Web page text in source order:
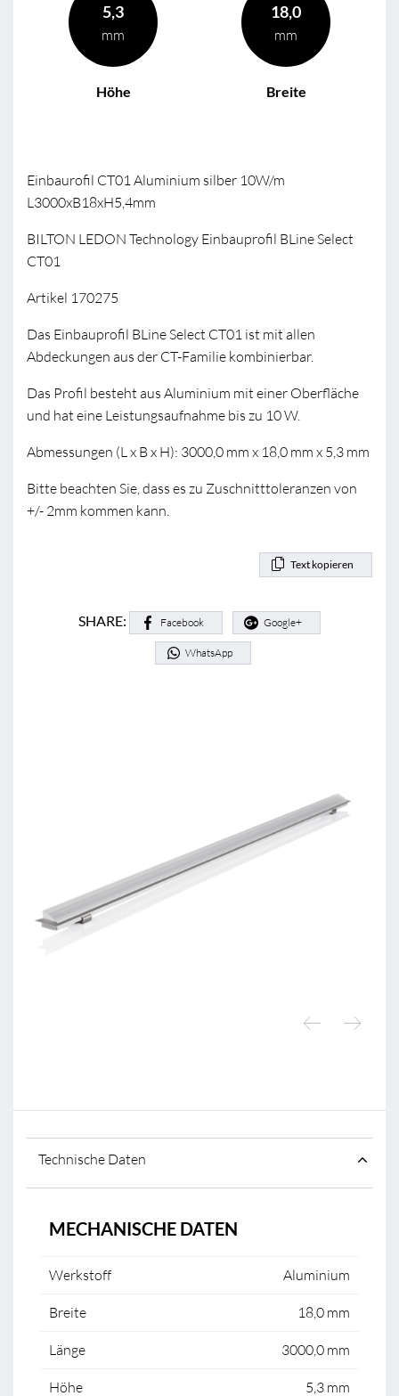
5,3
mm
Höhe
18,0
mm
Breite
Einbaurofil CT01 Aluminium silber 10W/m
L3000xB18xH5,4mm
BILTON LEDON Technology Einbauprofil BLine Select
CT01
Artikel 170275
Das Einbauprofil BLine Select CT01 ist mit allen
Abdeckungen aus der CT-Familie kombinierbar.
Das Profil besteht aus Aluminium mit einer Oberfläche
und hat eine Leistungsaufnahme bis zu 10 W.
Abmessungen (L x B x H): 3000,0 mm x 18,0 mm x 5,3 mm
Bitte beachten Sie, dass es zu Zuschnitttoleranzen von
+/- 2mm kommen kann.
Text kopieren
SHARE: Facebook Google+
WhatsApp
Technische Daten
MECHANISCHE DATEN
Werkstoff Aluminium
Breite 18,0 mm
Länge 3000,0 mm
Höhe 5,3 mm